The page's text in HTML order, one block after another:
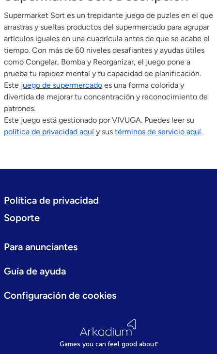
Supermarket Sort es un trepidante juego de puzles en el que
arrastras y sueltas productos del supermercado para agrupar
artículos iguales en una cuadrícula antes de que se acabe el
tiempo. Con más de 60 niveles desafiantes y ayudas útiles
como Congelar, Bomba y Reorganizar, el juego pone a
prueba tu rapidez mental y tu capacidad de planificación.
Este juego de supermercado es una forma colorida y
divertida de mejorar tu concentración y reconocimiento de
patrones.
Este juego está gestionado por VIVUGA. Puedes leer su
política de privacidad aquí y sus términos de servicio aquí.
Games you canfeel good about
Política de privacidad
Soporte
Para anunciantes
Guía de ayuda
Configuración de cookies